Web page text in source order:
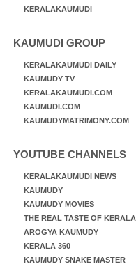
KERALAKAUMUDI
KAUMUDI GROUP
KERALAKAUMUDI DAILY
KAUMUDY TV
KERALAKAUMUDI.COM
KAUMUDI.COM
KAUMUDYMATRIMONY.COM
YOUTUBE CHANNELS
KERALAKAUMUDI NEWS
KAUMUDY
KAUMUDY MOVIES
THE REAL TASTE OF KERALA
AROGYA KAUMUDY
KERALA 360
KAUMUDY SNAKE MASTER